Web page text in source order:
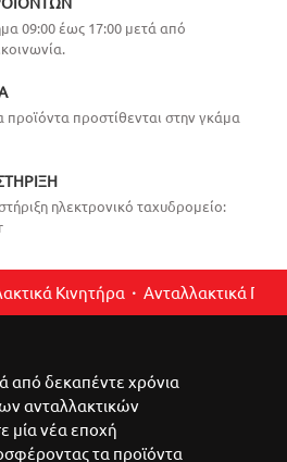
09:00 έως 17:00 μετά από
προϊόντα προστίθενται στην γκάμα
ηλεκτρονικό ταχυδρομείο:
Κινητήρα Ανταλλακτικά
από δεκαπέντε χρόνια
ανταλλακτικών
μία νέα εποχή
τα προϊόντα